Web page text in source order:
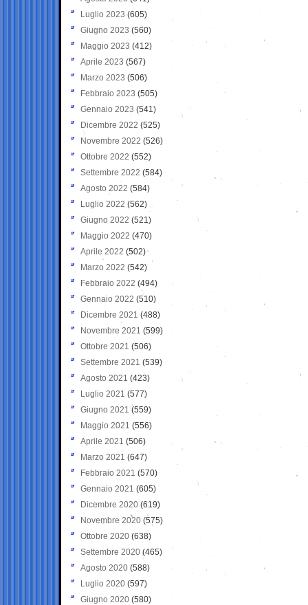
Luglio 2023 (605)
Giugno 2023 (560)
Maggio 2023 (412)
Aprile 2023 (567)
Marzo 2023 (506)
Febbraio 2023 (505)
Gennaio 2023 (541)
Dicembre 2022 (525)
Novembre 2022 (526)
Ottobre 2022 (552)
Settembre 2022 (584)
Agosto 2022 (584)
Luglio 2022 (562)
Giugno 2022 (521)
Maggio 2022 (470)
Aprile 2022 (502)
Marzo 2022 (542)
Febbraio 2022 (494)
Gennaio 2022 (510)
Dicembre 2021 (488)
Novembre 2021 (599)
Ottobre 2021 (506)
Settembre 2021 (539)
Agosto 2021 (423)
Luglio 2021 (577)
Giugno 2021(559)
Maggio 2021 (556)
Aprile 2021 (506)
Marzo 2021 (647)
Febbraio 2021 (570)
Gennaio 2021 (605)
Dicembre 2020 (619)
Novembre 2020 (575)
Ottobre 2020 (638)
Settembre 2020(465)
Agosto 2020 (588)
Luglio 2020 (597)
Giugno 2020 (580)